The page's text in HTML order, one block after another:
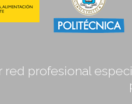
red profesional